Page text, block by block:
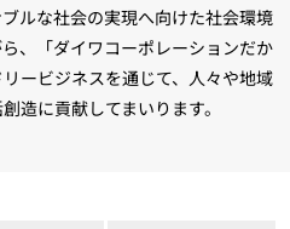
ルな社会の実現へ向けた社会環境
、
「ダイワコーポレーションだか
ービジネスを通じて、 人々や地域
造に貢献してまいります。